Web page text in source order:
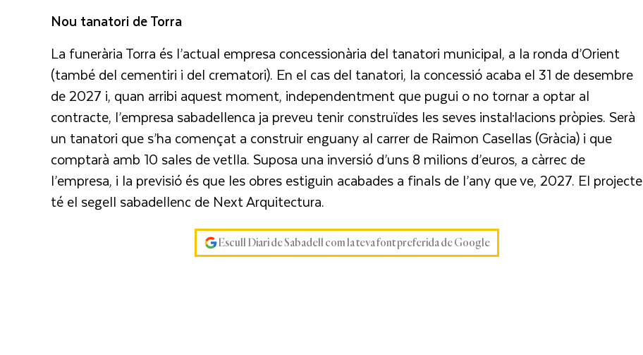
Nou tanatori de Torra
La funerària Torra és l’actual empresa concessionària del tanatori municipal, a la ronda d’Orient
(també del cementiri i del crematori). En el cas del tanatori, la concessió acaba el 31 de desembre
de 2027 i, quan arribi aquest moment, independentment que pugui o no tornar a optar al
contracte, l’empresa sabadellenca ja preveu tenir construïdes les seves instal·lacions pròpies. Serà
un tanatori que s’ha començat a construir enguany al carrer de Raimon Casellas (Gràcia) i que
comptarà amb 10 sales de vetlla. Suposa una inversió d’uns 8 milions d’euros, a càrrec de
l’empresa, i la previsió és que les obres estiguin acabades a finals de l’any que ve, 2027. El projecte
té el segell sabadellenc de Next Arquitectura.
Escull Diari de Sabadell com la teva font preferida de Google